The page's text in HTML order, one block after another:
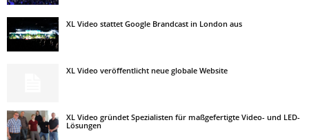
XL Video stattet Google Brandcast in London aus
XL Video veröffentlicht neue globale Website
XL Video gründet Spezialisten für maßgefertigte Video- und LED-
Lösungen